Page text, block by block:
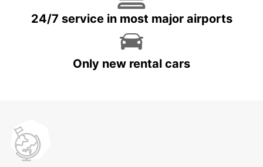
24/7 service in most major airports
Only new rental cars